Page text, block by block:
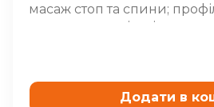
масаж стоп та спини;
плоскостопості; зміцн..
Додати в